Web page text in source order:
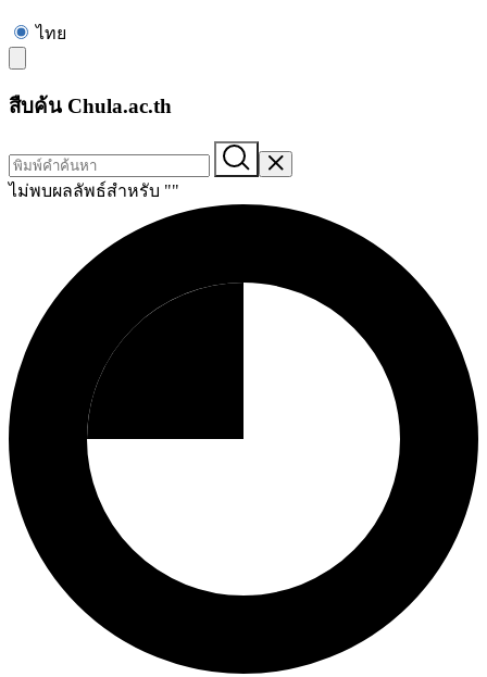
ไทย
สืบค้น Chula.ac.th
ไม่พบผลลัพธ์สำหรับ ""